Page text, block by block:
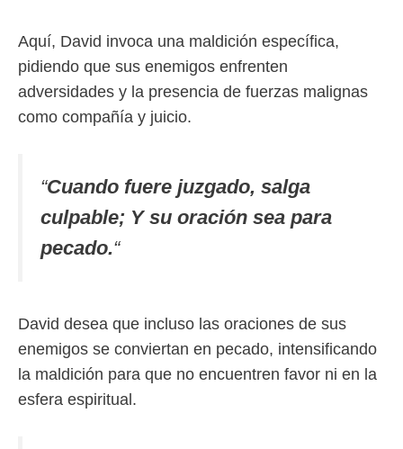
Aquí, David invoca una maldición específica,
pidiendo que sus enemigos enfrenten
adversidades y la presencia de fuerzas malignas
como compañía y juicio.
“Cuando fuere juzgado, salga
culpable; Y su oración sea para
pecado.“
David desea que incluso las oraciones de sus
enemigos se conviertan en pecado, intensificando
la maldición para que no encuentren favor ni en la
esfera espiritual.